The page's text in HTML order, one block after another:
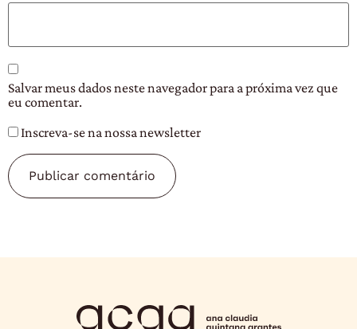
Salvar meus dados neste navegador para a próxima vez que
eu comentar.
Inscreva-se na nossa newsletter